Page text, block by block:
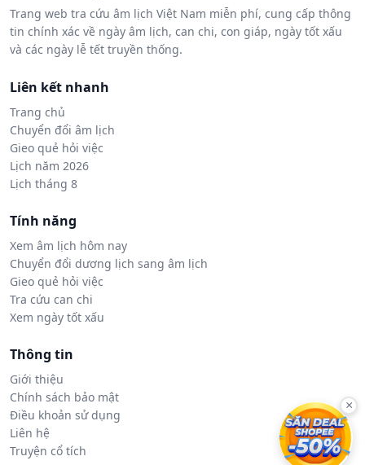
Trang web tra cứu âm lịch Việt Nam miễn phí, cung cấp thông
tin chính xác về ngày âm lịch, can chi, con giáp, ngày tốt xấu
và các ngày lễ tết truyền thống.
Liên kết nhanh
Trang chủ
Chuyển đổi âm lịch
Gieo quẻ hỏi việc
Lịch năm 2026
Lịch tháng 8
Tính năng
Xem âm lịch hôm nay
Chuyển đổi dương lịch sang âm lịch
Gieo quẻ hỏi việc
Tra cứu can chi
Xem ngày tốt xấu
Thông tin
Giới thiệu
Chính sách bảo mật
Điều khoản sử dụng
Liên hệ
Truyện cổ tích
×